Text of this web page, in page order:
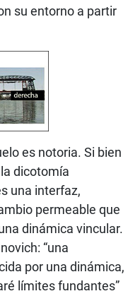
su entorno a partir
es notoria. Si bien
dicotomía
una interfaz,
permeable que
dinámica vincular.
“una
por una dinámica,
límites fundantes”